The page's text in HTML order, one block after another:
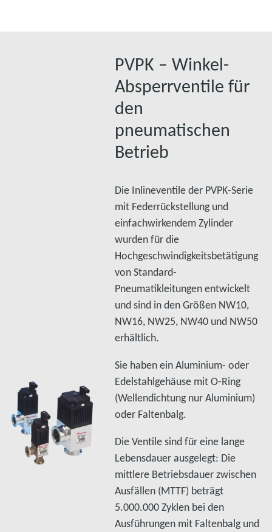
PVPK – Winkel-
Absperrventile für
den
pneumatischen
Betrieb
Die Inlineventile der PVPK-Serie
mit Federrückstellung und
einfachwirkendem Zylinder
wurden für die
Hochgeschwindigkeitsbetätigung
von Standard-
Pneumatikleitungen entwickelt
und sind in den Größen NW10,
NW16, NW25, NW40 und NW50
erhältlich.
Sie haben ein Aluminium- oder
Edelstahlgehäuse mit O-Ring
(Wellendichtung nur Aluminium)
oder Faltenbalg.
Die Ventile sind für eine lange
Lebensdauer ausgelegt: Die
mittlere Betriebsdauer zwischen
Ausfällen (MTTF) beträgt
5.000.000 Zyklen bei den
Ausführungen mit Faltenbalg und